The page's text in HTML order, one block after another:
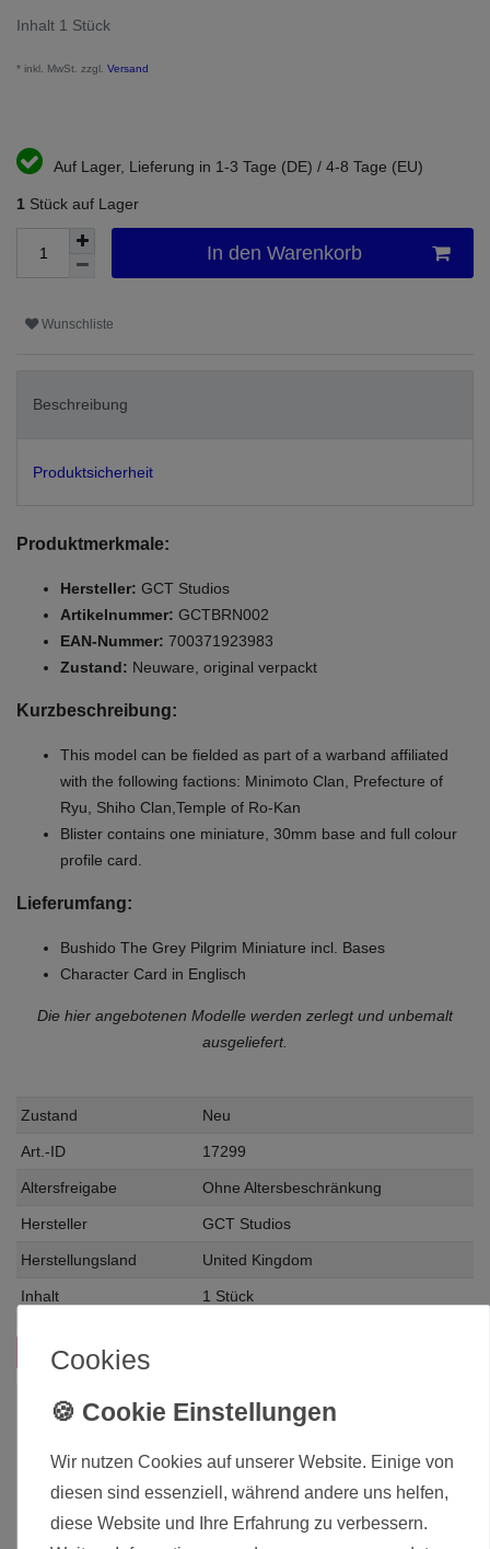
Inhalt 1 Stück
* inkl. MwSt. zzgl. Versand
Auf Lager, Lieferung in 1-3 Tage (DE) / 4-8 Tage (EU)
1 Stück auf Lager
In den Warenkorb
Wunschliste
Beschreibung
Produktsicherheit
Produktmerkmale:
Hersteller: GCT Studios
Artikelnummer: GCTBRN002
EAN-Nummer: 700371923983
Zustand: Neuware, original verpackt
Kurzbeschreibung:
This model can be fielded as part of a warband affiliated
with the following factions: Minimoto Clan, Prefecture of
Ryu, Shiho Clan,Temple of Ro-Kan
Blister contains one miniature, 30mm base and full colour
profile card.
Lieferumfang:
Bushido The Grey Pilgrim Miniature incl. Bases
Character Card in Englisch
Die hier angebotenen Modelle werden zerlegt und unbemalt
ausgeliefert.
Zustand Neu
Art.-ID 17299
Altersfreigabe Ohne Altersbeschränkung
Hersteller GCT Studios
Herstellungsland United Kingdom
Inhalt 1 Stück
Das passt zu diesem Produkt:
Cookies
Wir nutzen Cookies auf unserer Website. Einige von
diesen sind essenziell, während andere uns helfen,
diese Website und Ihre Erfahrung zu verbessern.